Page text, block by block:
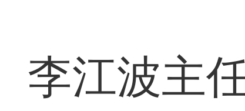
李江波主